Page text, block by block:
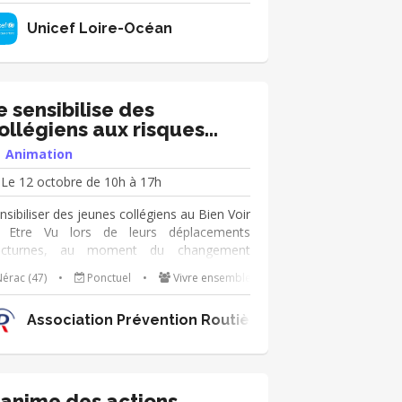
jeunes Vous avez envie d’en savoir
CONTACTEZ-NOUS et nous
vers vous très vite pour un
l'anniversaire de la CIDE le 20
la consultation nationale..
Unicef Loire-Océan
Aquitaine
sensibilise des
aux risques
Animation
Le 12 octobre de 10h à 17h
des jeunes collégiens au Bien Voir
Etre Vu lors de leurs déplacements
au moment du changement
Focus sur les déplacement vélo,
et piéton. L'action aura lieu en
du cross.
(47) • Ponctuel • Vivre ensemble
Association Prévention Routière Nouvelle-